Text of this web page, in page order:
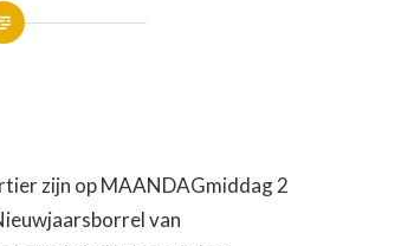
zijn op MAANDAGmiddag 2
van